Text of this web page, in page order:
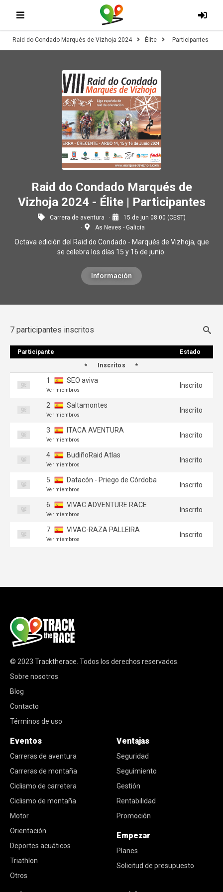
Raid do Condado Marqués de Vizhoja 2024 Élite Participantes
Raid do Condado Marqués de
Vizhoja 2024 - Élite | Participantes
Carrera de aventura
15 de jun 08:00 (CEST)
As Neves - Galicia
Octava edición del Raid do Condado - Marqués de Vizhoja, que
se celebra los días 15 y 16 de junio.
Información
7 participantes inscritos
Participante
Estado
Inscritos
1 SEO aviva
Ver miembros
Inscrito
2 Saltamontes
Ver miembros
Inscrito
3 ITACA AVENTURA
Ver miembros
Inscrito
4 BudiñoRaid Atlas
Ver miembros
Inscrito
5 Datacón - Priego de Córdoba
Ver miembros
Inscrito
6 VIVAC ADVENTURE RACE
Ver miembros
Inscrito
7 VIVAC-RAZA PALLEIRA
Ver miembros
Inscrito
Participante Estado
© 2023 Tracktherace. Todos los derechos reservados.
Sobre nosotros
Blog
Contacto
Términos de uso
Eventos
Carreras de aventura
Carreras de montaña
Ciclismo de carretera
Ciclismo de montaña
Motor
Orientación
Deportes acuáticos
Triathlon
Otros
Ventajas
Seguridad
Seguimiento
Gestión
Rentabilidad
Promoción
Empezar
Planes
Solicitud de presupuesto